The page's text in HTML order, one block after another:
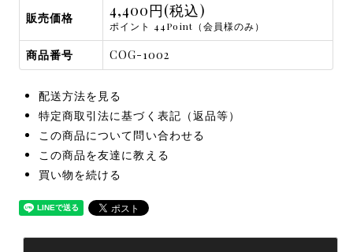
販売価格 4,400円(税込)
ポイント 44Point（会員様のみ）
商品番号 COG-1002
配送方法を見る
特定商取引法に基づく表記（返品等）
この商品について問い合わせる
この商品を友達に教える
買い物を続ける